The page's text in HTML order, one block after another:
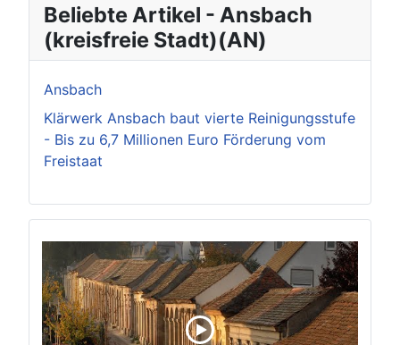
Beliebte Artikel - Ansbach
(kreisfreie Stadt)(AN)
Ansbach
Klärwerk Ansbach baut vierte Reinigungsstufe
- Bis zu 6,7 Millionen Euro Förderung vom
Freistaat